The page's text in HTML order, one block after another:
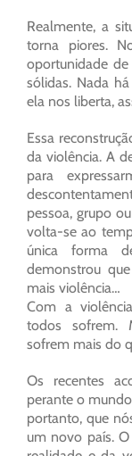
Realmente, a
torna piores.
oportunidade de
sólidas. Nada
ela nos liberta,
Essa
da violência. A
para
pessoa, grupo
volta-se ao
única forma
demonstrou
mais violência…
Com a
todos sofrem.
sofrem mais do
Os recentes
perante o
portanto, que
um novo país.